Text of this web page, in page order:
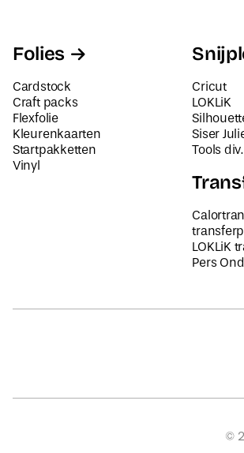
Folies
Cardstock
Craft packs
Flexfolie
Kleurenkaarten
Startpakketten
Vinyl
Cricut
LOKLiK
Siser
Tools
LOKLiK
Pers
©